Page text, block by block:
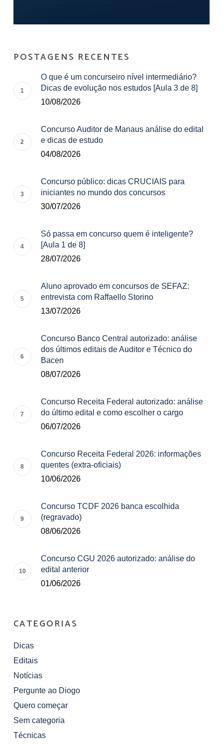
POSTAGENS RECENTES
O que é um concurseiro nível intermediário?
Dicas de evolução nos estudos [Aula 3 de 8]
10/08/2026
Concurso Auditor de Manaus análise do edital
e dicas de estudo
04/08/2026
Concurso público: dicas CRUCIAIS para
iniciantes no mundo dos concursos
30/07/2026
Só passa em concurso quem é inteligente?
[Aula 1 de 8]
28/07/2026
Aluno aprovado em concursos de SEFAZ:
entrevista com Raffaello Storino
13/07/2026
Concurso Banco Central autorizado: análise
dos últimos editais de Auditor e Técnico do
Bacen
08/07/2026
Concurso Receita Federal autorizado: análise
do último edital e como escolher o cargo
06/07/2026
Concurso Receita Federal 2026: informações
quentes (extra-oficiais)
10/06/2026
Concurso TCDF 2026 banca escolhida
(regravado)
08/06/2026
Concurso CGU 2026 autorizado: análise do
edital anterior
01/06/2026
CATEGORIAS
Dicas
Editais
Notícias
Pergunte ao Diogo
Quero começar
Sem categoria
Técnicas